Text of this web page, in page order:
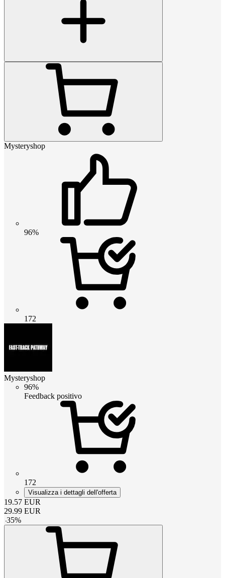
Mysteryshop
96%
172
Mysteryshop
96%
Feedback positivo
172
Visualizza i dettagli dell'offerta
19.57 EUR
29.99 EUR
-35%